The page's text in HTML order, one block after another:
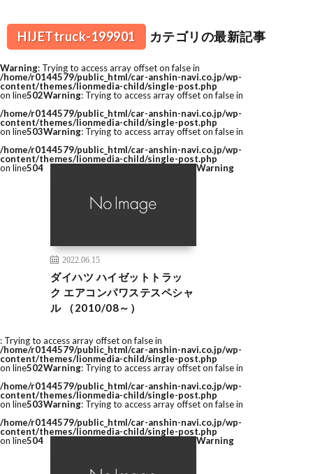
HIJETtruck-199901 カテゴリの最新記事
Warning: Trying to access array offset on false in
/home/r0144579/public_html/car-anshin-navi.co.jp/wp-
content/themes/lionmedia-child/single-post.php
on line502Warning: Trying to access array offset on false in
/home/r0144579/public_html/car-anshin-navi.co.jp/wp-
content/themes/lionmedia-child/single-post.php
on line503Warning: Trying to access array offset on false in
/home/r0144579/public_html/car-anshin-navi.co.jp/wp-
content/themes/lionmedia-child/single-post.php
on line504
2022.06.15
ダイハツ ハイゼットトラッ
ク エアコンパワステスペシャ
ル （2010/08～）
Warning
: Trying to access array offset on false in
/home/r0144579/public_html/car-anshin-navi.co.jp/wp-
content/themes/lionmedia-child/single-post.php
on line502Warning: Trying to access array offset on false in
/home/r0144579/public_html/car-anshin-navi.co.jp/wp-
content/themes/lionmedia-child/single-post.php
on line503Warning: Trying to access array offset on false in
/home/r0144579/public_html/car-anshin-navi.co.jp/wp-
content/themes/lionmedia-child/single-post.php
on line504 Warning